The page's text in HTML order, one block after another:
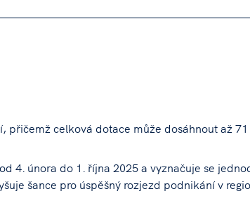
přičemž celková dotace může dosáhnout až 71
4. února do 1. října 2025 a vyznačuje se
šance pro úspěšný rozjezd podnikání v